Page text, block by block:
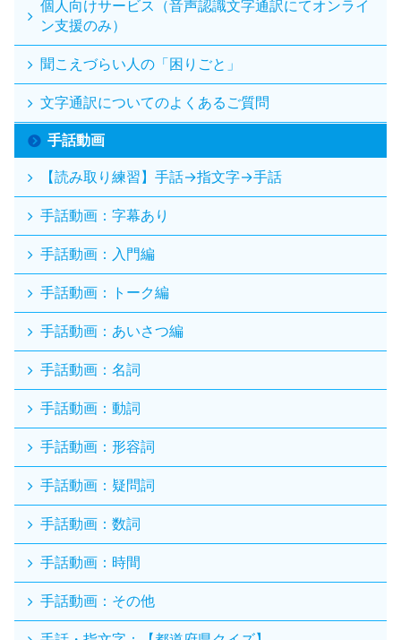
個人向けサービス（音声認識文字通訳にてオンライ
ン支援のみ）
聞こえづらい人の「困りごと」
文字通訳についてのよくあるご質問
手話動画
【読み取り練習】手話→指文字→手話
手話動画：字幕あり
手話動画：入門編
手話動画：トーク編
手話動画：あいさつ編
手話動画：名詞
手話動画：動詞
手話動画：形容詞
手話動画：疑問詞
手話動画：数詞
手話動画：時間
手話動画：その他